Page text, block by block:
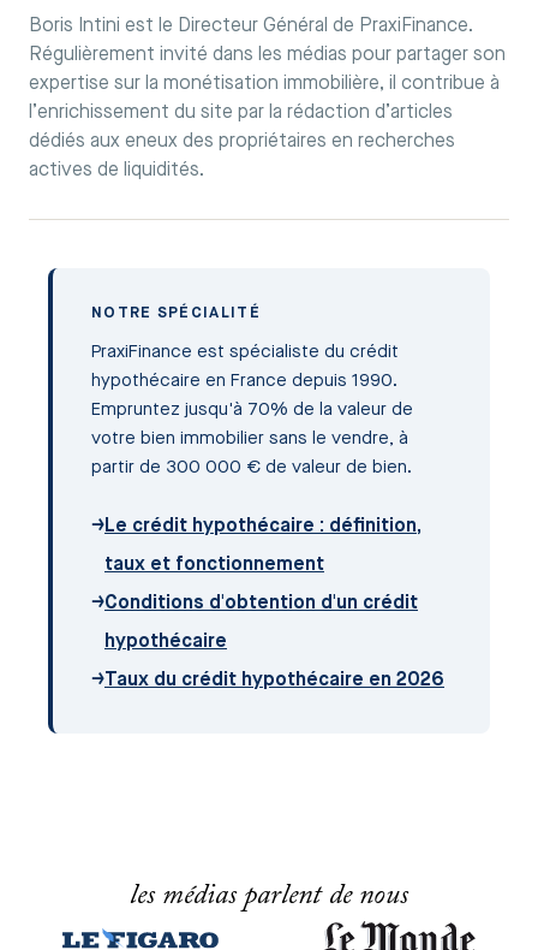
Boris Intini est le Directeur Général de PraxiFinance.
Régulièrement invité dans les médias pour partager son
expertise sur la monétisation immobilière, il contribue à
l’enrichissement du site par la rédaction d’articles
dédiés aux eneux des propriétaires en recherches
actives de liquidités.
NOTRE SPÉCIALITÉ
PraxiFinance est spécialiste du crédit
hypothécaire en France depuis 1990.
Empruntez jusqu'à 70% de la valeur de
votre bien immobilier sans le vendre, à
partir de 300 000 € de valeur de bien.
→Le crédit hypothécaire : définition,
taux et fonctionnement
→Conditions d'obtention d'un crédit
hypothécaire
→ Taux du crédit hypothécaire en 2026
les médias parlent de nous